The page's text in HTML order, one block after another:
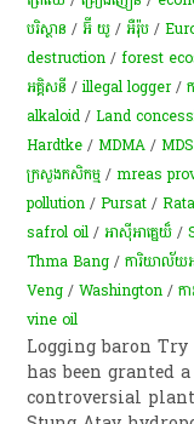
បរិស្ថាន /អ៊ី យូ /អឺរ៉ុប /
destruction /forest
អគ្គិសនី /illegal logger/
alkaloid /Land
Hardtke /MDMA /
ក្រសួងកសិកម្ម /mreas
pollution /Pursat /
safrol oil /អាស៊ីអាគ្នេយ៏ /
Thma Bang /ការិយាល័យអ
Veng /Washington /ក
vine oil
Logging baron Try
has been granted
controversial